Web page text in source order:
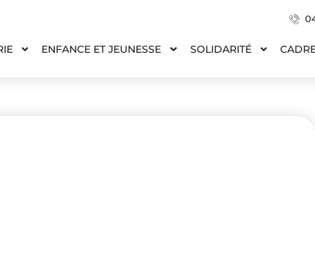
ENFANCE ET JEUNESSE SOLIDARITÉ